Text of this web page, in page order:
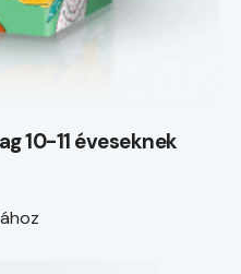
10-11 éveseknek